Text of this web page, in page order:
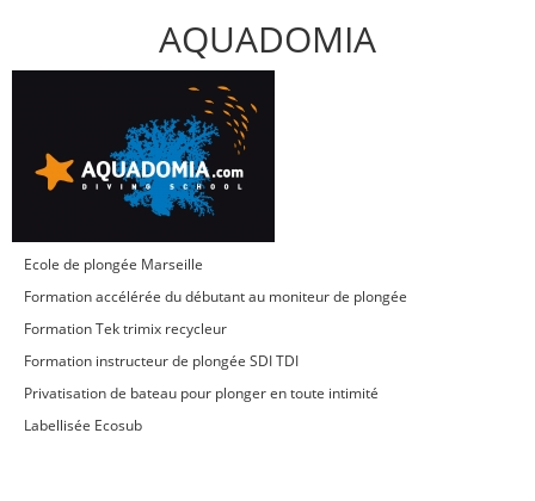
AQUADOMIA
Ecole de plongée Marseille
Formation accélérée du débutant au moniteur de plongée
Formation Tek trimix recycleur
Formation instructeur de plongée SDI TDI
Privatisation de bateau pour plonger en toute intimité
Labellisée Ecosub